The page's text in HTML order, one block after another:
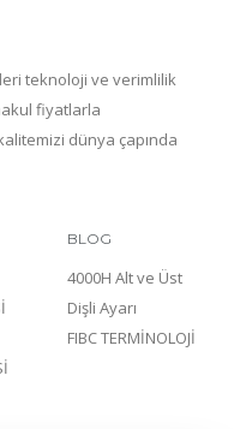
teknoloji ve verimlilik
fiyatlarla
dünya çapında
BLOG
4000H Alt ve Üst
Dişli Ayarı
FIBC TERMİNOLOJİ